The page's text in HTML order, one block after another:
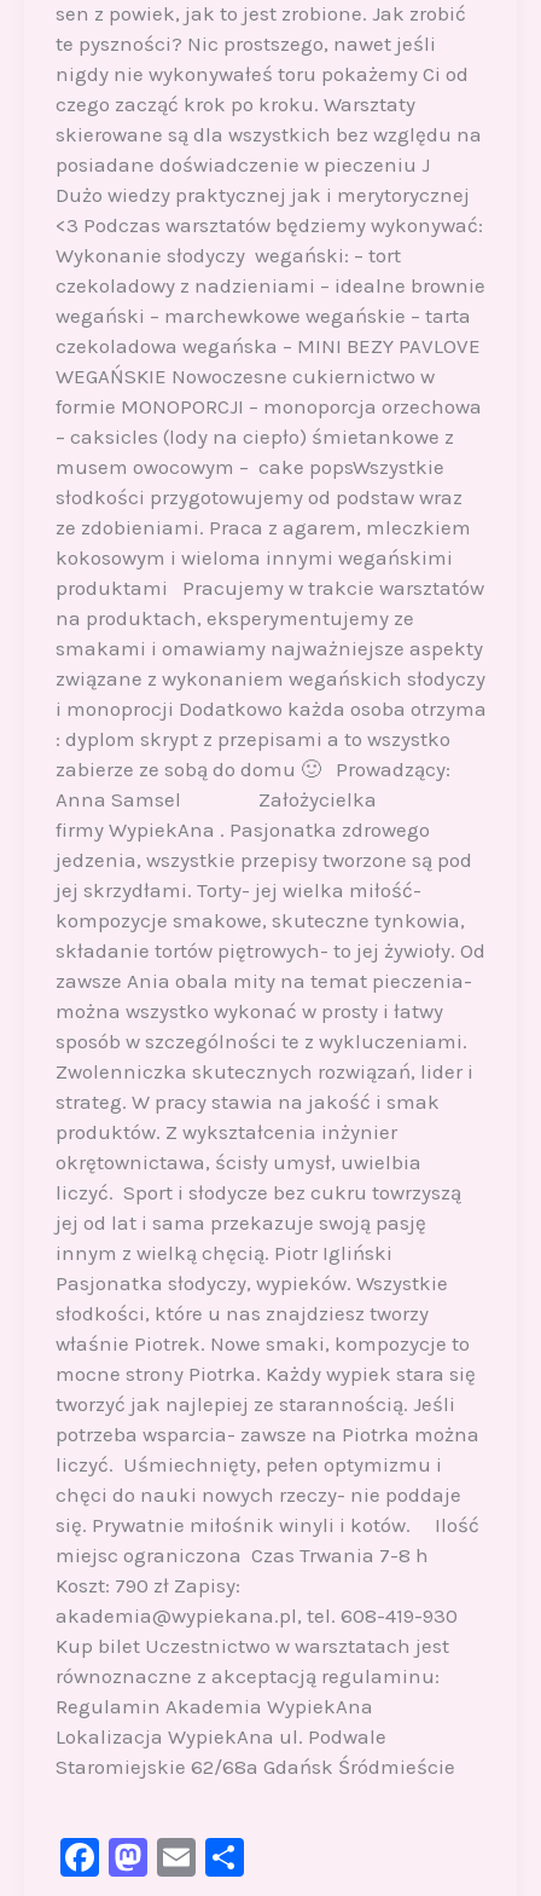
sen z powiek, jak to jest zrobione. Jak zrobić
te pyszności? Nic prostszego, nawet jeśli
nigdy nie wykonywałeś toru pokażemy Ci od
czego zacząć krok po kroku. Warsztaty
skierowane są dla wszystkich bez względu na
posiadane doświadczenie w pieczeniu J
Dużo wiedzy praktycznej jak i merytorycznej
<3 Podczas warsztatów będziemy wykonywać:
Wykonanie słodyczy wegański: – tort
czekoladowy z nadzieniami – idealne brownie
wegański – marchewkowe wegańskie – tarta
czekoladowa wegańska – MINI BEZY PAVLOVE
WEGAŃSKIE Nowoczesne cukiernictwo w
formie MONOPORCJI – monoporcja orzechowa
– caksicles (lody na ciepło) śmietankowe z
musem owocowym – cake popsWszystkie
słodkości przygotowujemy od podstaw wraz
ze zdobieniami. Praca z agarem, mleczkiem
kokosowym i wieloma innymi wegańskimi
produktami Pracujemy w trakcie warsztatów
na produktach, eksperymentujemy ze
smakami i omawiamy najważniejsze aspekty
związane z wykonaniem wegańskich słodyczy
i monoprocji Dodatkowo każda osoba otrzyma
: dyplom skrypt z przepisami a to wszystko
zabierze ze sobą do domu 🙂 Prowadzący:
Anna Samsel Założycielka
firmy WypiekAna . Pasjonatka zdrowego
jedzenia, wszystkie przepisy tworzone są pod
jej skrzydłami. Torty- jej wielka miłość-
kompozycje smakowe, skuteczne tynkowia,
składanie tortów piętrowych- to jej żywioły. Od
zawsze Ania obala mity na temat pieczenia-
można wszystko wykonać w prosty i łatwy
sposób w szczególności te z wykluczeniami.
Zwolenniczka skutecznych rozwiązań, lider i
strateg. W pracy stawia na jakość i smak
produktów. Z wykształcenia inżynier
okrętownictawa, ścisły umysł, uwielbia
liczyć. Sport i słodycze bez cukru towrzyszą
jej od lat i sama przekazuje swoją pasję
innym z wielką chęcią. Piotr Igliński
Pasjonatka słodyczy, wypieków. Wszystkie
słodkości, które u nas znajdziesz tworzy
właśnie Piotrek. Nowe smaki, kompozycje to
mocne strony Piotrka. Każdy wypiek stara się
tworzyć jak najlepiej ze starannością. Jeśli
potrzeba wsparcia- zawsze na Piotrka można
liczyć. Uśmiechnięty, pełen optymizmu i
chęci do nauki nowych rzeczy- nie poddaje
się. Prywatnie miłośnik winyli i kotów. Ilość
miejsc ograniczona Czas Trwania 7-8 h
Koszt: 790 zł Zapisy:
akademia@wypiekana.pl, tel. 608-419-930
Kup bilet Uczestnictwo w warsztatach jest
równoznaczne z akceptacją regulaminu:
Regulamin Akademia WypiekAna
Lokalizacja WypiekAna ul. Podwale
Staromiejskie 62/68a Gdańsk Śródmieście
F
M E S